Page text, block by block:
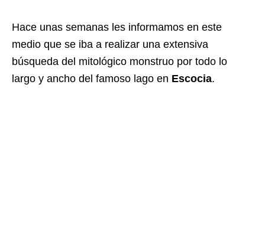
Hace unas semanas les informamos en este
medio que se iba a realizar una extensiva
búsqueda del mitológico monstruo por todo lo
largo y ancho del famoso lago en Escocia.